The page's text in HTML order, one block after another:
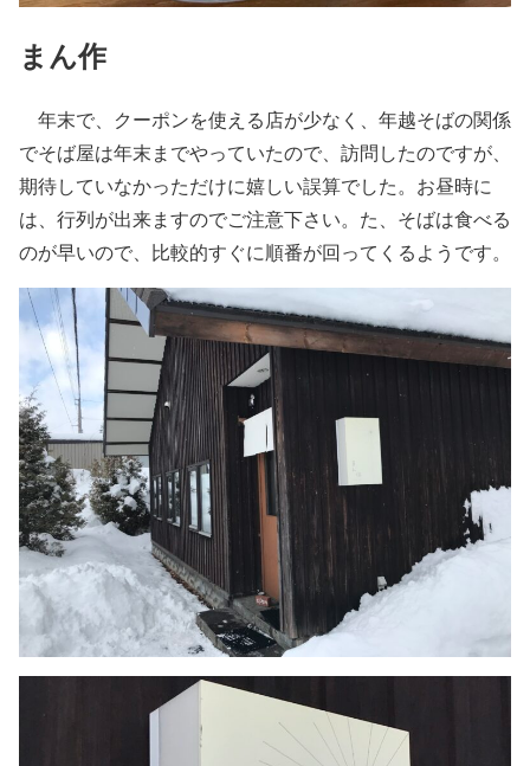
まん作
年末で、クーポンを使える店が少なく、年越そばの関係
でそば屋は年末までやっていたので、訪問したのですが、
期待していなかっただけに嬉しい誤算でした。お昼時に
は、行列が出来ますのでご注意下さい。た、そばは食べる
のが早いので、比較的すぐに順番が回ってくるようです。